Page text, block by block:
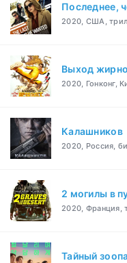
Последнее,
2020, США,
Выход
2020, Гонконг,
Калашников
2020, Россия,
2 могилы в
2020, Франция,
Тайный